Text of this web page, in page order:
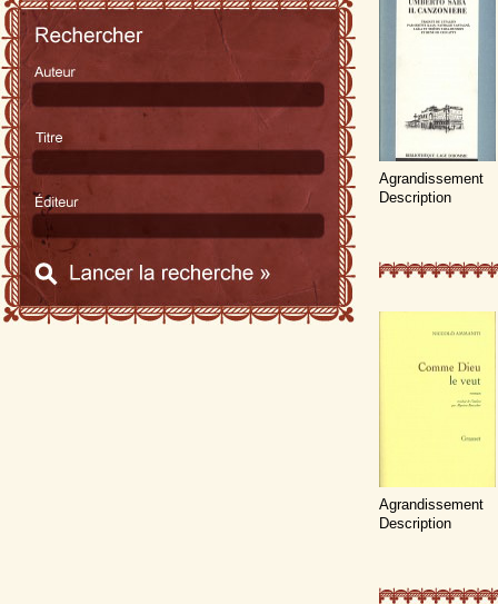
Agrandissement
Description
Agrandissement
Description